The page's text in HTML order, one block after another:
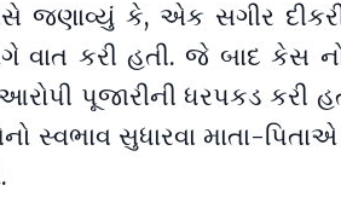
જણાવ્યું કે, એક સગીર
વાત કરી હતી. જે બાદ કેસ
પૂજારીની ધરપકડ કરી
સ્વભાવ સુધારવા માતા-